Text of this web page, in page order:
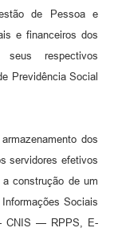
de Pessoa e
e financeiros dos
respectivos
Previdência Social
dos
servidores efetivos
construção de um
Sociais
CNIS — RPPS, E-